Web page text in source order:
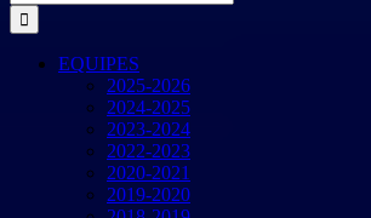
EQUIPES
2025-2026
2024-2025
2023-2024
2022-2023
2020-2021
2019-2020